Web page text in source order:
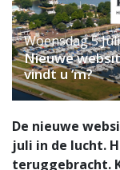
Woensdag 5
Nieuwe
vindt u ‘m?
De nieuwe
juli in de lucht.
teruggebracht.